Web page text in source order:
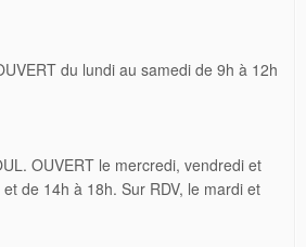
du lundi au samedi de 9h à 12h
OUVERT le mercredi, vendredi et
de 14h à 18h. Sur RDV, le mardi et